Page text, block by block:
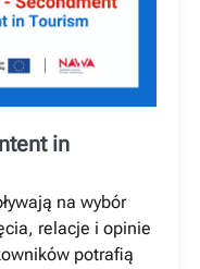
in
na wybór
relacje i opinie
potrafią